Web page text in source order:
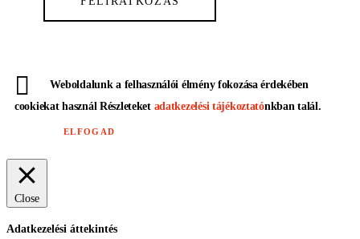
Weboldalunk a felhasználói élmény fokozása érdekében
cookiekat használ Részleteket adatkezelési tájékoztatónkban talál.
ELFOGAD
Close
Adatkezelési áttekintés